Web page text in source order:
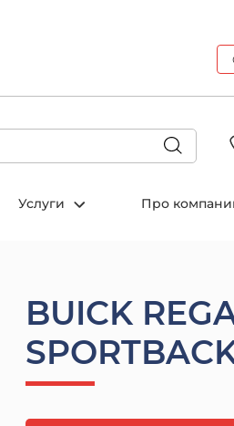
Услуги Про
BUICK